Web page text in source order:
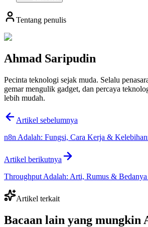
Tentang penulis
Ahmad Saripudin
Pecinta teknologi sejak muda. Selalu
gemar mengulik gadget, dan percaya
lebih mudah.
Artikel sebelumnya
n8n Adalah: Fungsi, Cara Kerja &
Artikel berikutnya
Throughput Adalah: Arti, Rumus &
Artikel terkait
Bacaan lain yang mungkin